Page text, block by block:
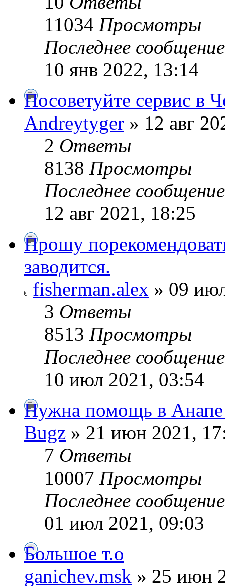
11034 Просмотры
Последнее
10 янв 2022, 13:14
Посоветуйте сервис в
Andreytyger » 12 авг
2 Ответы
8138 Просмотры
Последнее
12 авг 2021, 18:25
Прошу
заводится.
fisherman.alex » 09
3 Ответы
8513 Просмотры
Последнее
10 июл 2021, 03:54
Нужна помощь в
Bugz » 21 июн 2021,
7 Ответы
10007 Просмотры
Последнее
01 июл 2021, 09:03
Большое т.о
ganichev.msk » 25 июн